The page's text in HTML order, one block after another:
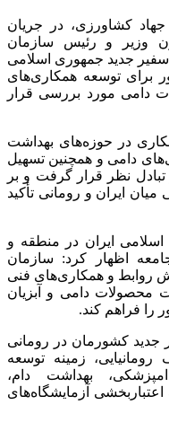
کشاورزی، در جریان
وزیر و رئیس سازمان
جدید جمهوری اسلامی
برای توسعه همکاری‌های
دامی مورد بررسی قرار
در حوزه‌های بهداشت
دامی و همچنین تسهیل
نظر قرار گرفت و بر
ایران و رومانی تأکید
اسلامی ایران در منطقه و
اظهار کرد: سازمان
روابط و همکاری‌های فنی
محصولات دامی و آبزیان
را فراهم کند.
کشورمان در رومانی
زمینه توسعه
بهداشت دام،
آزمایشگاه‌های